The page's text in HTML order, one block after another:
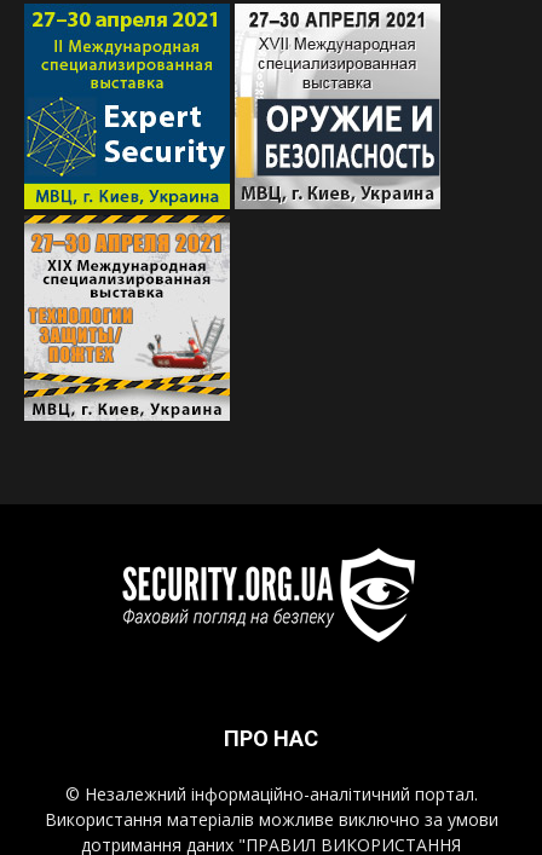
ПРО НАС
© Незалежний інформаційно-аналітичний портал.
Використання матеріалів можливе виключно за умови
дотримання даних "ПРАВИЛ ВИКОРИСТАННЯ